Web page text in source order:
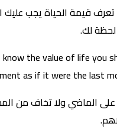
تعرف قيمة الحياة يجب
لحظة لك.
the value of life you
as if it were the last
على الماضي ولا تخاف من